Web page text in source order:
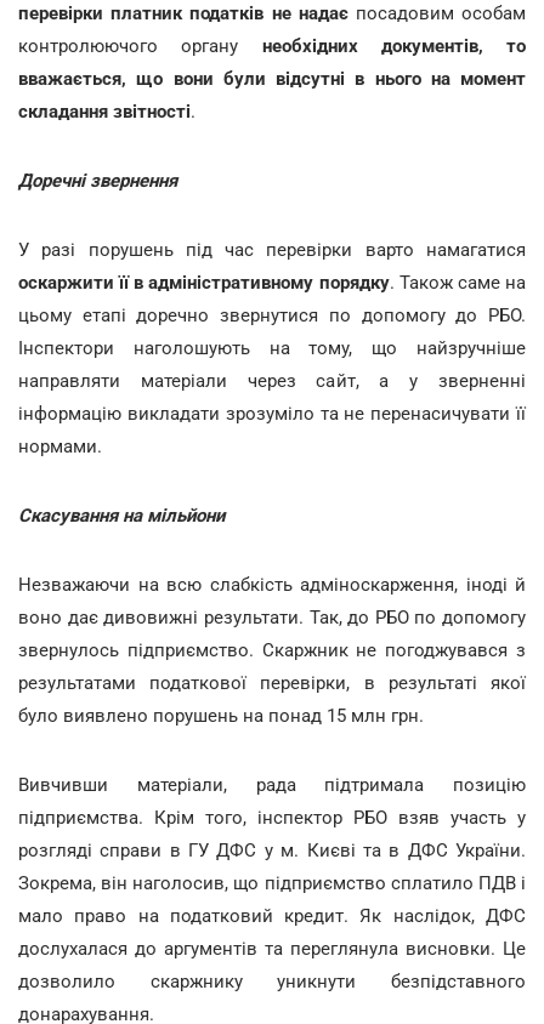
перевірки платник податків не надає посадовим особам
контролюючого органу необхідних документів, то
вважається, що вони були відсутні в нього на момент
складання звітності.
Доречні звернення
У разі порушень під час перевірки варто намагатися
оскаржити її в адміністративному порядку. Також саме на
цьому етапі доречно звернутися по допомогу до РБО.
Інспектори наголошують на тому, що найзручніше
направляти матеріали через сайт, а у зверненні
інформацію викладати зрозуміло та не перенасичувати її
нормами.
Скасування на мільйони
Незважаючи на всю слабкість адміноскарження, іноді й
воно дає дивовижні результати. Так, до РБО по допомогу
звернулось підприємство. Скаржник не погоджувався з
результатами податкової перевірки, в результаті якої
було виявлено порушень на понад 15 млн грн.
Вивчивши матеріали, рада підтримала позицію
підприємства. Крім того, інспектор РБО взяв участь у
розгляді справи в ГУ ДФС у м. Києві та в ДФС України.
Зокрема, він наголосив, що підприємство сплатило ПДВ і
мало право на податковий кредит. Як наслідок, ДФС
дослухалася до аргументів та переглянула висновки. Це
дозволило скаржнику уникнути безпідставного
донарахування.